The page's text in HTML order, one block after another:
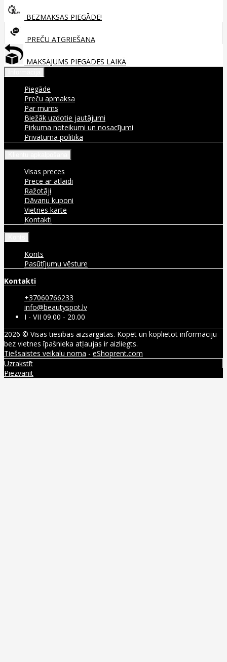
BEZMAKSAS PIEGĀDE!
PREČU ATGRIEŠANA
MAKSĀJUMS PIEGĀDES LAIKĀ
Piegāde
Preču apmaksa
Par mums
Biežāk uzdotie jautājumi
Pirkuma noteikumi un nosacījumi
Privātuma politika
Visas preces
Prece ar atlaidi
Ražotāji
Dāvanu kuponi
Vietnes karte
Kontakti
Konts
Pasūtījumu vēsture
Kontakti
+37060766233
info@beautyspot.lv
I - VII 09.00 - 20.00
2026 © Visas tiesības aizsargātas. Kopēt un koplietot informāciju
bez vietnes īpašnieka atļaujas ir aizliegts.
Tiešsaistes veikalu noma - eShoprent.com
Uzrakstīt
Piezvanīt